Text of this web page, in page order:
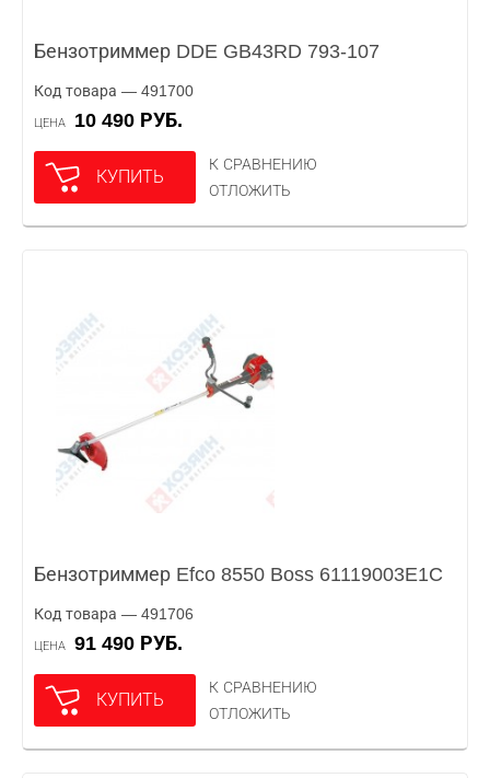
Бензотриммер DDE GB43RD 793-107
Код товара — 491700
ЦЕНА 10 490 РУБ.
КУПИТЬ
К СРАВНЕНИЮ
ОТЛОЖИТЬ
Бензотриммер Efco 8550 Boss 61119003E1C
Код товара — 491706
ЦЕНА 91 490 РУБ.
КУПИТЬ
К СРАВНЕНИЮ
ОТЛОЖИТЬ